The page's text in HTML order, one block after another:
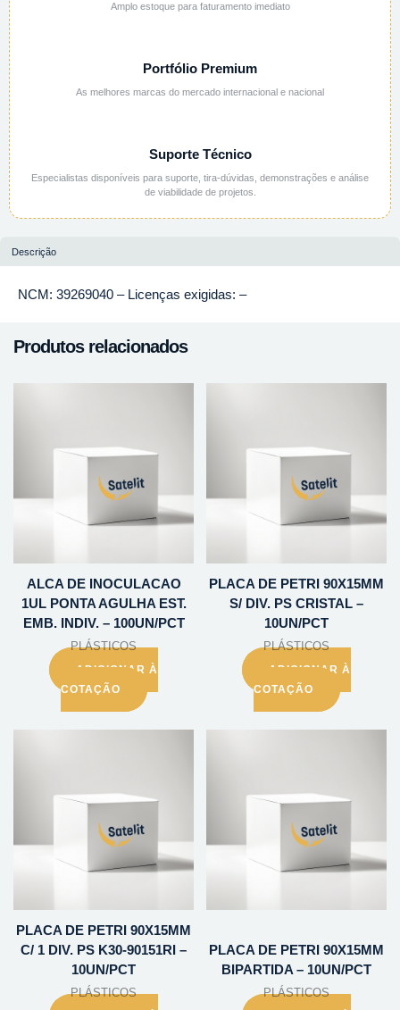
Amplo estoque para faturamento imediato
Portfólio Premium
As melhores marcas do mercado internacional e nacional
Suporte Técnico
Especialistas disponíveis para suporte, tira-dúvidas, demonstrações e análise
de viabilidade de projetos.
Descrição
NCM: 39269040 – Licenças exigidas: –
Produtos relacionados
ALCA DE INOCULACAO
1UL PONTA AGULHA EST.
EMB. INDIV. – 100UN/PCT
PLÁSTICOS
ADICIONAR À
COTAÇÃO
PLACA DE PETRI 90X15MM
S/ DIV. PS CRISTAL –
10UN/PCT
PLÁSTICOS
ADICIONAR À
COTAÇÃO
PLACA DE PETRI 90X15MM
C/ 1 DIV. PS K30-90151RI –
10UN/PCT
PLÁSTICOS
PLACA DE PETRI 90X15MM
BIPARTIDA – 10UN/PCT
PLÁSTICOS